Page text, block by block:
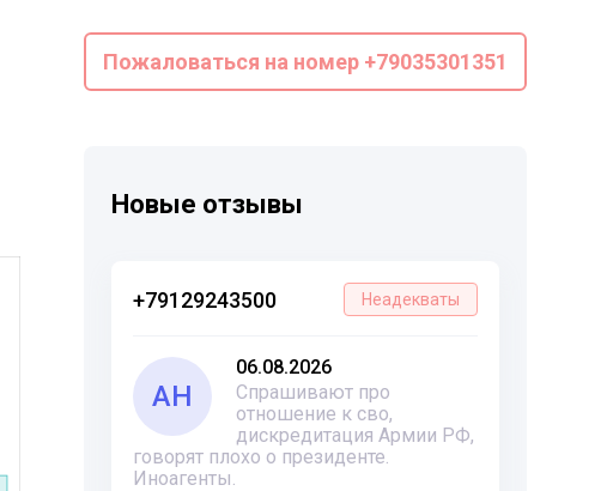
Пожаловаться на номер +79035301351
Новые отзывы
+79129243500 Неадекваты
АН
06.08.2026
Спрашивают про
отношение к сво,
дискредитация Армии РФ,
говорят плохо о президенте.
Иноагенты.